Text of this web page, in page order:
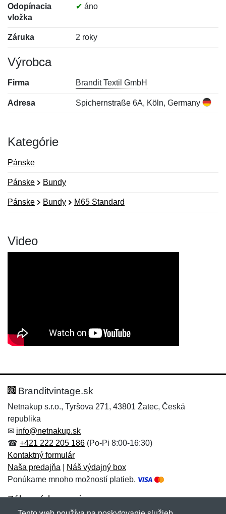
Odopínacia
vložka
✔ áno
Záruka 2 roky
Výrobca
Firma Brandit Textil GmbH
Adresa Spichernstraße 6A, Köln, Germany
Kategórie
Pánske
Pánske Bundy
Pánske Bundy M65 Standard
Video
Hodnotenie:
Meno:*
E-mail:
Meno:
E-mail:*
Správa*
Branditvintage.sk
Netnakup s.r.o., Tyršova 271, 43801 Žatec, Česká
republika
✉ info@netnakup.sk
☎ +421 222 205 186 (Po-Pi 8:00-16:30)
Kontaktný formulár
Naša predajňa
Náš výdajný box
Ponúkame mnoho možností platieb.
Zákaznícky servis